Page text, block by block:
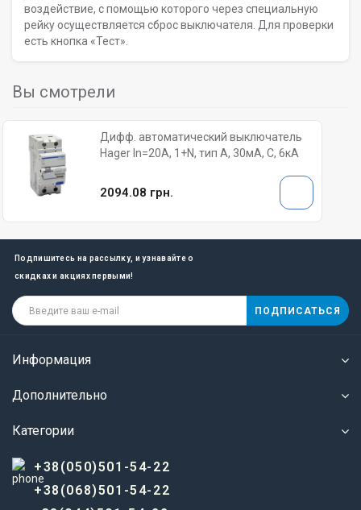
воздействие, с помощью которого через специальную
рейку осуществляется сброс выключателя. Для проверки
есть кнопка «Тест».
Вы смотрели
Дифф. автоматический выключатель
Hager In=20A, 1+N, тип A, 30мА, C, 6кА
2094.08 грн.
Подпишитесь на рассылку, и узнавайте о
скидках и акциях первыми!
ПОДПИСАТЬСЯ
Информация
Дополнительно
Категории
+38(050)501-54-22
+38(068)501-54-22